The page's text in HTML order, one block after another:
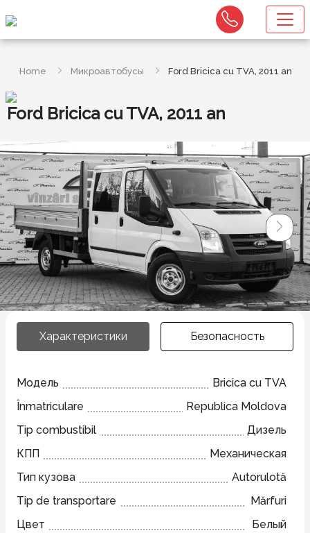
Home Микроавтобусы Ford Bricica cu TVA, 2011 an
Ford Bricica cu TVA, 2011 an
Характеристики Безопасность
Модель
Bricica cu TVA
Înmatriculare
Republica Moldova
Tip combustibil
Дизель
КПП
Механическая
Тип кузова
Autorulotă
Tip de transportare
Mărfuri
Цвет
Белый